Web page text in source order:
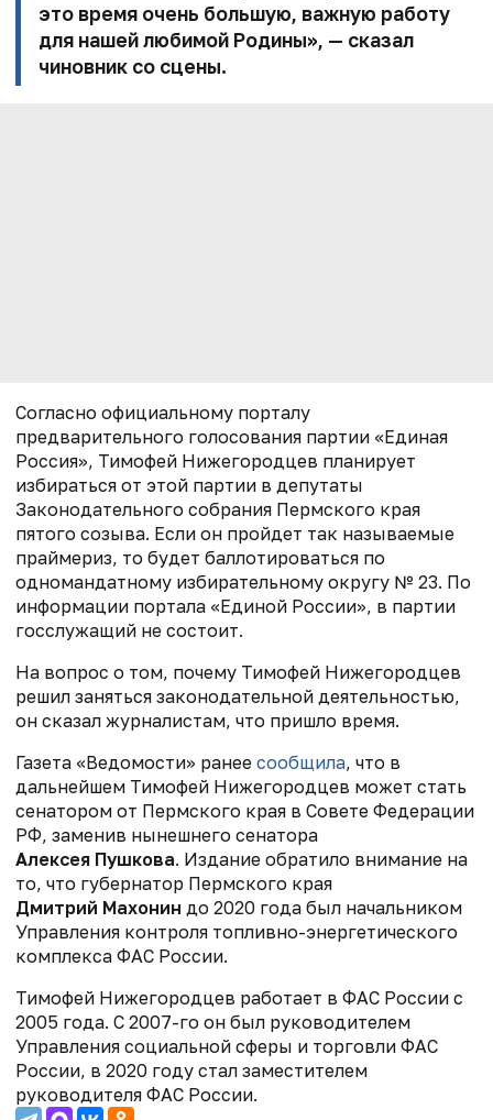
это время очень большую, важную работу
для нашей любимой Родины», — сказал
чиновник со сцены.
Согласно официальному порталу
предварительного голосования партии «Единая
Россия», Тимофей Нижегородцев планирует
избираться от этой партии в депутаты
Законодательного собрания Пермского края
пятого созыва. Если он пройдет так называемые
праймериз, то будет баллотироваться по
одномандатному избирательному округу № 23. По
информации портала «Единой России», в партии
госслужащий не состоит.
На вопрос о том, почему Тимофей Нижегородцев
решил заняться законодательной деятельностью,
он сказал журналистам, что пришло время.
Газета «Ведомости» ранее сообщила, что в
дальнейшем Тимофей Нижегородцев может стать
сенатором от Пермского края в Совете Федерации
РФ, заменив нынешнего сенатора
Алексея Пушкова. Издание обратило внимание на
то, что губернатор Пермского края
Дмитрий Махонин до 2020 года был начальником
Управления контроля топливно-энергетического
комплекса ФАС России.
Тимофей Нижегородцев работает в ФАС России с
2005 года. С 2007-го он был руководителем
Управления социальной сферы и торговли ФАС
России, в 2020 году стал заместителем
руководителя ФАС России.